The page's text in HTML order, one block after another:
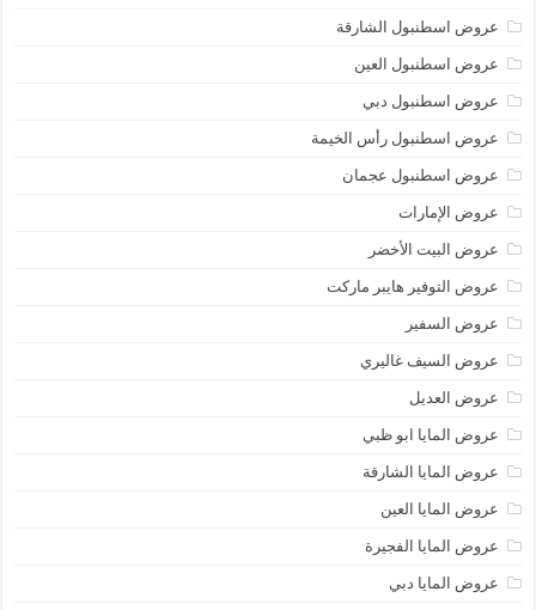
عروض اسطنبول الشارقة
عروض اسطنبول العين
عروض اسطنبول دبي
عروض اسطنبول رأس الخيمة
عروض اسطنبول عجمان
عروض الإمارات
عروض البيت الأخضر
عروض التوفير هايبر ماركت
عروض السفير
عروض السيف غاليري
عروض العديل
عروض المايا ابو ظبي
عروض المايا الشارقة
عروض المايا العين
عروض المايا الفجيرة
عروض المايا دبي